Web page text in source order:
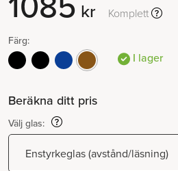
kr Komplett
Färg:
I lager
Beräkna ditt pris
Välj glas: